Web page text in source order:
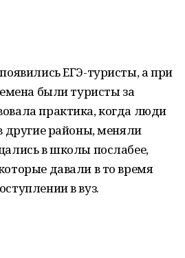
ЕГЭ-туристы, а при
были туристы за
практика, когда люди
другие районы, меняли
в школы послабее,
давали в то время
в вуз.